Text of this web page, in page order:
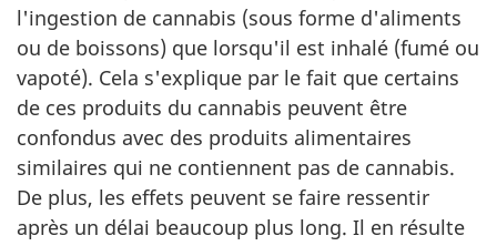
l'ingestion de cannabis (sous forme d'aliments
ou de boissons) que lorsqu'il est inhalé (fumé ou
vapoté). Cela s'explique par le fait que certains
de ces produits du cannabis peuvent être
confondus avec des produits alimentaires
similaires qui ne contiennent pas de cannabis.
De plus, les effets peuvent se faire ressentir
après un délai beaucoup plus long. Il en résulte